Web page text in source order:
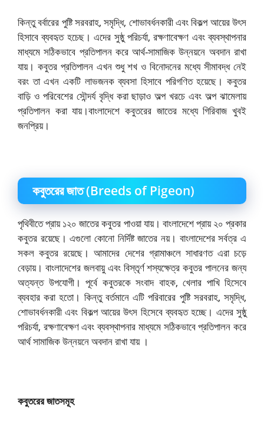
কিন্তু বর্বারের পুষ্টি সরবরাহ, সমৃদ্ধি, শোভাবর্ধনকারী এবং বিকল্প আয়ের উৎস
হিসাবে ব্যবহৃত হচেছ। এদের সুষ্ঠু পরিচর্যা, রক্ষণাবেক্ষণ এবং ব্যবস্থাপনার
মাধ্যমে সঠিকভাবে প্রতিপালন করে আর্থ-সামাজিক উন্নয়নে অবদান রাখা
যায়। কবুতর প্রতিপালন এখন শুধু শখ ও বিনোদনের মধ্যে সীমাবদ্ধ নেই
বরং তা এখন একটি লাভজনক ব্যবসা হিসাবে পরিগণিত হয়েছে। কবুতর
বাড়ি ও পরিবেশের সৌন্দর্য বৃদ্ধি করা ছাড়াও অল্প খরচে এবং অল্প ঝামেলায়
প্রতিপালন করা যায়।বাংলাদেশে কবুতরের জাতের মধ্যে গিরিবাজ খুবই
জনপ্রিয়।
কবুতরের জাত (Breeds of Pigeon)
পৃথিবীতে প্রায় ১২০ জাতের কবুতর পাওয়া যায়। বাংলাদেশে প্রায় ২০ প্রকার
কবুতর রয়েছে। এগুলো কোনো নির্দিষ্ট জাতের নয়। বাংলাদেশের সর্বত্র এ
সকল কবুতর রয়েছে। আমাদের দেশের গ্রামাঞ্চলে সাধারণত এরা চড়ে
বেড়ায়। বাংলাদেশের জলবায়ু এবং বিস্তৃর্ণ শস্যক্ষেত্র কবুতর পালনের জন্য
অত্যন্ত উপযোগী। পূর্বে কবুতরকে সংবাদ বাহক, খেলার পাখি হিসেবে
ব্যবহার করা হতো। কিন্তু বর্তমানে এটি পরিবারের পুষ্টি সরবরাহ, সমৃদ্ধি,
শোভাবর্ধনকারী এবং বিকল্প আয়ের উৎস হিসেবে ব্যবহৃত হচ্ছে। এদের সুষ্ঠু
পরিচর্যা, রক্ষণাবেক্ষণ এবং ব্যবস্থাপনার মাধ্যমে সঠিকভাবে প্রতিপালন করে
আর্থ সামাজিক উন্নয়নে অবদান রাখা যায় ।
কবুতরের জাতসমূহ